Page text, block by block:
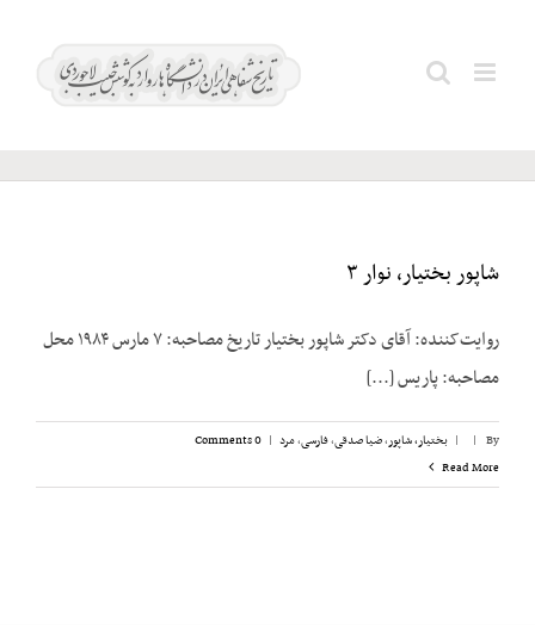
انواری؛
شاپور بختیار، نوار ۳
روایت‌کننده: آقای دکتر شاپور بختیار تاریخ مصاحبه: ۷ مارس ۱۹۸۴ محل
مصاحبه: پاریس [...]
By
|
| بختیار، شاپور,ضیا صدقی,فارسی,مرد |
0 Comments
Read More